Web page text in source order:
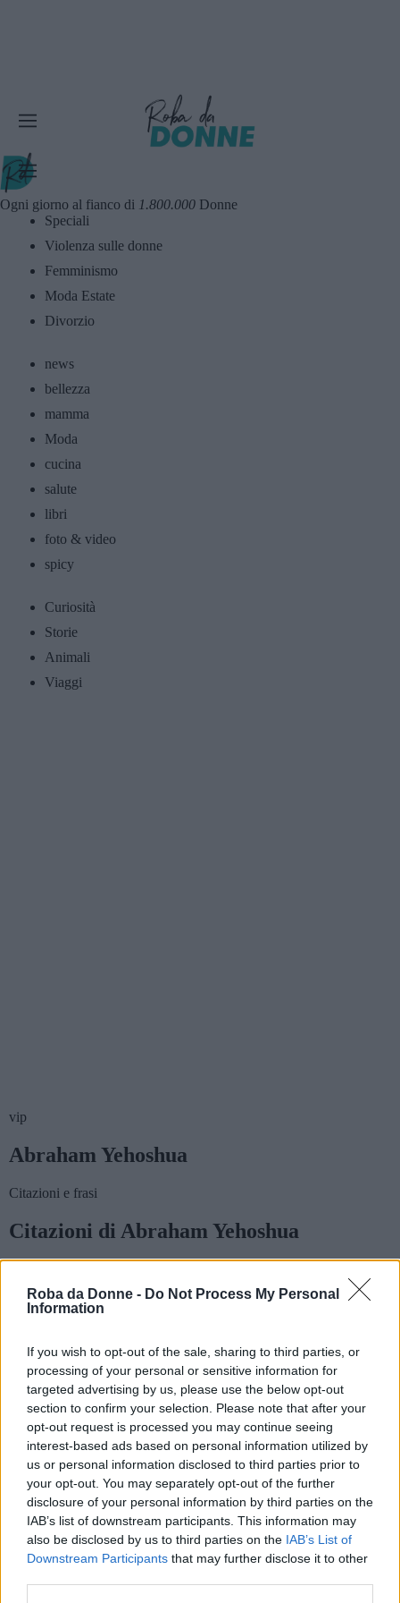
Roba da Donne - Do Not Process My Personal
Information
If you wish to opt-out of the sale, sharing to third parties, or
processing of your personal or sensitive information for
targeted advertising by us, please use the below opt-out
section to confirm your selection. Please note that after your
opt-out request is processed you may continue seeing
interest-based ads based on personal information utilized by
us or personal information disclosed to third parties prior to
your opt-out. You may separately opt-out of the further
disclosure of your personal information by third parties on the
IAB’s list of downstream participants. This information may
also be disclosed by us to third parties on the IAB’s List of
Downstream Participants that may further disclose it to other
Ogni giorno al fianco di 1.800.000 Donne
Speciali
Violenza sulle donne
Femminismo
Moda Estate
Divorzio
news
bellezza
mamma
Moda
cucina
salute
libri
foto & video
spicy
Curiosità
Storie
Animali
Viaggi
vip
Abraham Yehoshua
Citazioni e frasi
Citazioni di Abraham Yehoshua
della Germania e tra i caseggiati rossicci di Monaco
di Baviera - dove, verso sera, il treno ci ha
attesa che finissero di fare il pieno di carbone, e
purificassero l'aria viziata dai nostri vapori. Così
abbiamo camminato tutti insieme per le vie e le
piazze di quella città che non ha eguale, e Linka
pareva che non toccasse più terra coi piedi ma
volasse.
Frasi sul vapore Frasi sulla Germania Frasi sulle foreste
È affascinante la rapidità, la leggerezza con cui s'è
abbandonato il concetto di frontiera, e quindi
d'identità e di responsabilità. La letteratura ha